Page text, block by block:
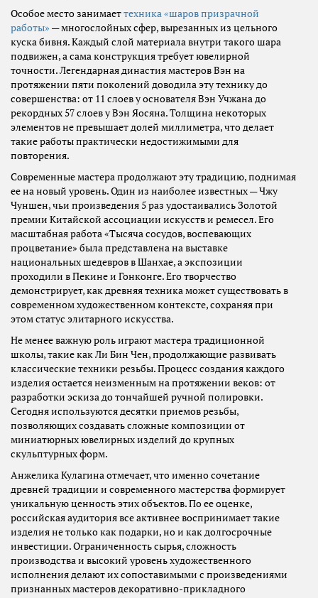
Особое место занимаеттехника «шаров призрачной
работы» — многослойных сфер, вырезанных из цельного
куска бивня. Каждый слой материала внутри такого шара
подвижен, а сама конструкция требует ювелирной
точности. Легендарная династия мастеров Вэн на
протяжении пяти поколений доводила эту технику до
совершенства: от 11 слоев у основателя Вэн Учжана до
рекордных 57 слоев у Вэн Яосяна. Толщина некоторых
элементов не превышает долей миллиметра, что делает
такие работы практически недостижимыми для
повторения.
Современные мастера продолжают эту традицию, поднимая
ее на новый уровень. Один из наиболее известных — Чжу
Чуншен, чьи произведения 5 раз удостаивались Золотой
премии Китайской ассоциации искусств и ремесел. Его
масштабная работа «Тысяча сосудов, воспевающих
процветание» была представлена на выставке
национальных шедевров в Шанхае, а экспозиции
проходили в Пекине и Гонконге. Его творчество
демонстрирует, как древняя техника может существовать в
современном художественном контексте, сохраняя при
этом статус элитарного искусства.
Не менее важную роль играют мастера традиционной
школы, такие как Ли Бин Чен, продолжающие развивать
классические техники резьбы. Процесс создания каждого
изделия остается неизменным на протяжении веков: от
разработки эскиза до тончайшей ручной полировки.
Сегодня используются десятки приемов резьбы,
позволяющих создавать сложные композиции от
миниатюрных ювелирных изделий до крупных
скульптурных форм.
Анжелика Кулагина отмечает, что именно сочетание
древней традиции и современного мастерства формирует
уникальную ценность этих объектов. По ее оценке,
российская аудитория все активнее воспринимает такие
изделия не только как подарки, но и как долгосрочные
инвестиции. Ограниченность сырья, сложность
производства и высокий уровень художественного
исполнения делают их сопоставимыми с произведениями
признанных мастеров декоративно-прикладного